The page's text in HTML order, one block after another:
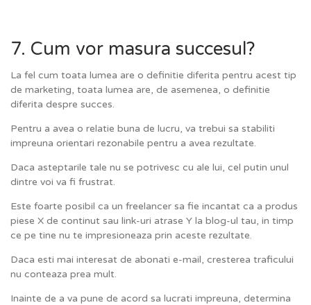
7. Cum vor masura succesul?
La fel cum toata lumea are o definitie diferita pentru acest tip
de marketing, toata lumea are, de asemenea, o definitie
diferita despre succes.
Pentru a avea o relatie buna de lucru, va trebui sa stabiliti
impreuna orientari rezonabile pentru a avea rezultate.
Daca asteptarile tale nu se potrivesc cu ale lui, cel putin unul
dintre voi va fi frustrat.
Este foarte posibil ca un freelancer sa fie incantat ca a produs
piese X de continut sau link-uri atrase Y la blog-ul tau, in timp
ce pe tine nu te impresioneaza prin aceste rezultate.
Daca esti mai interesat de abonati e-mail, cresterea traficului
nu conteaza prea mult.
Inainte de a va pune de acord sa lucrati impreuna, determina